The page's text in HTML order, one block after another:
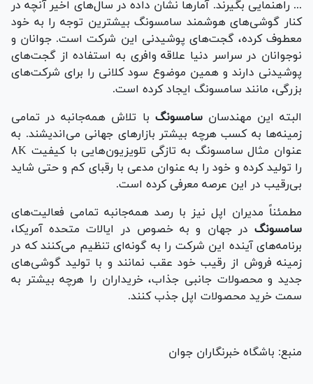
... راهنمایی بگیرند. آمار‌ها نشان داده در سال‌های اخیر آنچه در
کنار گوشی‌های هوشمند سامسونگ بیشترین توجه را به خود
معطوف کرده، گجت‌های پوشیدنی این شرکت است. جوانان و
نوجوانان در سراسر دنیا علاقه وافری به استفاده از گجت‌های
پوشیدنی دارند و همین موضوع سود کلانی را برای شرکت‌های
بزرگی، مانند سامسونگ ایجاد کرده است.
البته این مهندسانسامسونگ با تلاش همه‌جانبه در تمامی
زمینه‌ها به کسب هرچه بیشتر بازار‌های جهانی می‌اندیشند. به
عنوان مثال سامسونگ به تازگی تلویزیون‌هایی با کیفیت ۸K
را تولید کرده و خود را به عنوان مدعی با رقبای کم و حتی شاید
بی‌رقیب در این عرصه معرفی کرده است.
مطمئناً مدیران اپل نیز با رصد همه‌جانبه تمامی فعالیت‌های
سامسونگ در جهان و به خصوص در ایالات متحده آمریکا،
برنامه‌های آینده این شرکت را به گونه‌ای تنظیم می‌کنند که در
زمینه فروش از رقیب خود عقب نمانند و با تولید گوشی‌های
جدید و محصولات جانبی جذاب، خریداران را هرچه بیشتر به
سمت خرید محصولات اپل جذب کنند.
منبع: باشگاه خبرنگاران جوان